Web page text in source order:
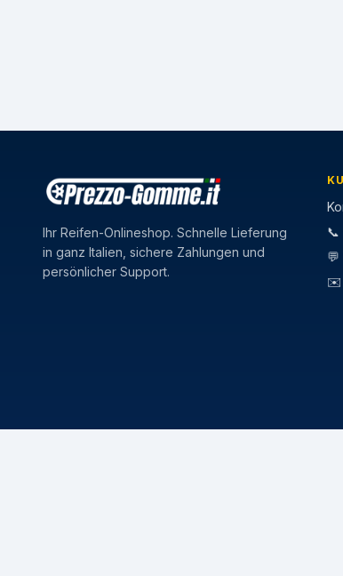
Ihr Reifen-Onlineshop. Schnelle Lieferung
in ganz Italien, sichere Zahlungen und
persönlicher Support.
📞
✉️